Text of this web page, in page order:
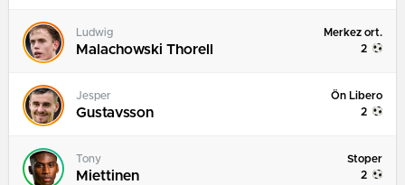
Ludwig
Malachowski Thorell
Merkez ort.
2
Jesper
Gustavsson
Ön Libero
2
Tony
Miettinen
Stoper
2